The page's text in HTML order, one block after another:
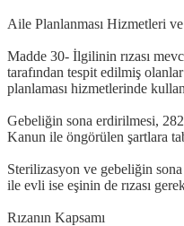
Aile Planlanması Hizmetleri
Madde 30- İlgilinin rızası
tarafından tespit edilmiş
planlaması hizmetlerinde
Gebeliğin sona erdirilmesi,
Kanun ile öngörülen şartlara
Sterilizasyon ve gebeliğin sona
ile evli ise eşinin de rızası
Rızanın Kapsamı